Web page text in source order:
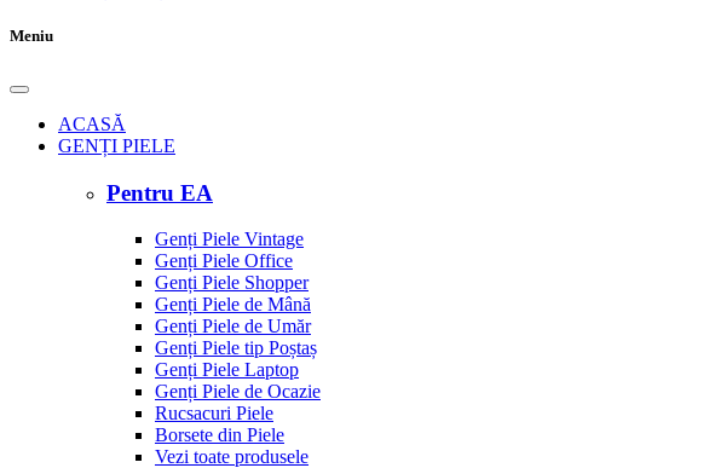
Meniu
ACASĂ
GENȚI PIELE
Pentru EA
Genți Piele Vintage
Genți Piele Office
Genți Piele Shopper
Genți Piele de Mână
Genți Piele de Umăr
Genți Piele tip Poștaș
Genți Piele Laptop
Genți Piele de Ocazie
Rucsacuri Piele
Borsete din Piele
Vezi toate produsele